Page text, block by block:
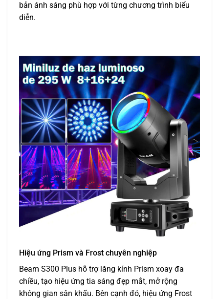
bản ánh sáng phù hợp với từng chương trình biểu
diễn.
Hiệu ứng Prism và Frost chuyên nghiệp
Beam S300 Plus hỗ trợ lăng kính Prism xoay đa
chiều, tạo hiệu ứng tia sáng đẹp mắt, mở rộng
không gian sân khấu. Bên cạnh đó, hiệu ứng Frost